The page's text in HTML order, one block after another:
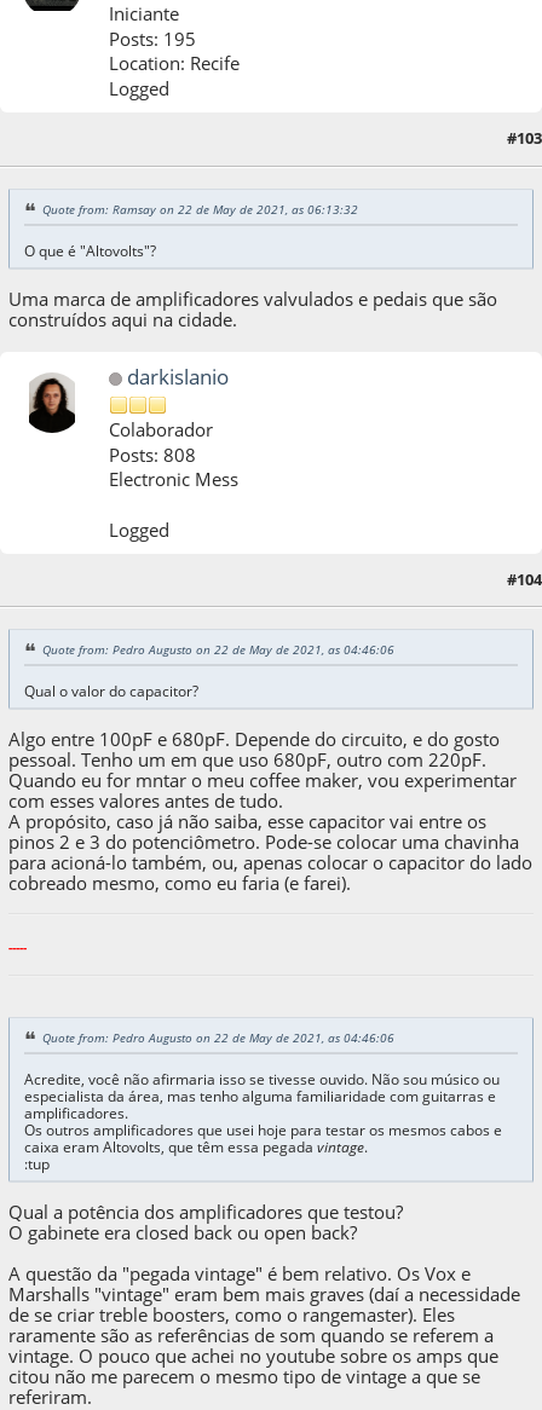
Iniciante
Posts: 195
Location: Recife
Logged
#103
Quote from: Ramsay on 22 de May de 2021, as 06:13:32
O que é "Altovolts"?
Uma marca de amplificadores valvulados e pedais que são
construídos aqui na cidade.
darkislanio
Colaborador
Posts: 808
Electronic Mess
Logged
#104
Quote from: Pedro Augusto on 22 de May de 2021, as 04:46:06
Qual o valor do capacitor?
Algo entre 100pF e 680pF. Depende do circuito, e do gosto
pessoal. Tenho um em que uso 680pF, outro com 220pF.
Quando eu for mntar o meu coffee maker, vou experimentar
com esses valores antes de tudo.
A propósito, caso já não saiba, esse capacitor vai entre os
pinos 2 e 3 do potenciômetro. Pode-se colocar uma chavinha
para acioná-lo também, ou, apenas colocar o capacitor do lado
cobreado mesmo, como eu faria (e farei).
-----
Quote from: Pedro Augusto on 22 de May de 2021, as 04:46:06
Acredite, você não afirmaria isso se tivesse ouvido. Não sou músico ou
especialista da área, mas tenho alguma familiaridade com guitarras e
amplificadores.
Os outros amplificadores que usei hoje para testar os mesmos cabos e
caixa eram Altovolts, que têm essa pegada vintage.
:tup
Qual a potência dos amplificadores que testou?
O gabinete era closed back ou open back?
A questão da "pegada vintage" é bem relativo. Os Vox e
Marshalls "vintage" eram bem mais graves (daí a necessidade
de se criar treble boosters, como o rangemaster). Eles
raramente são as referências de som quando se referem a
vintage. O pouco que achei no youtube sobre os amps que
citou não me parecem o mesmo tipo de vintage a que se
referiram.